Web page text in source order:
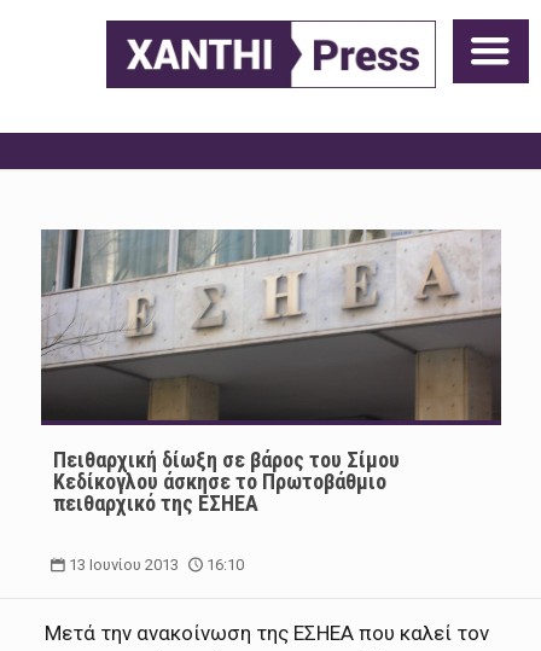
Πειθαρχική δίωξη σε βάρος του Σίμου
Κεδίκογλου άσκησε το Πρωτοβάθμιο
πειθαρχικό της ΕΣΗΕΑ
13 Ιουνίου 2013 16:10
Μετά την ανακοίνωση της ΕΣΗΕΑ που καλεί τον